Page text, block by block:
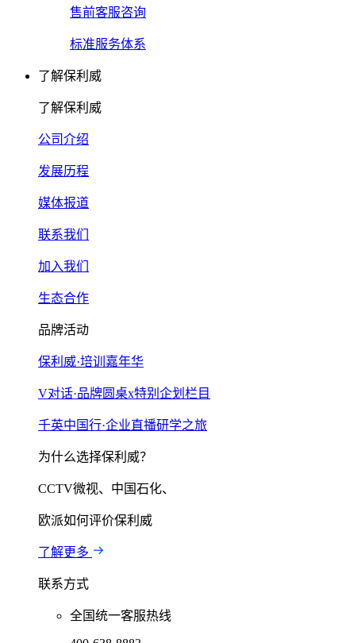
售前客服咨询
标准服务体系
了解保利威
了解保利威
公司介绍
发展历程
媒体报道
联系我们
加入我们
生态合作
品牌活动
保利威·培训嘉年华
V对话·品牌圆桌x特别企划栏目
千英中国行·企业直播研学之旅
为什么选择保利威？
CCTV微视、中国石化、
欧派如何评价保利威
了解更多
联系方式
全国统一客服热线